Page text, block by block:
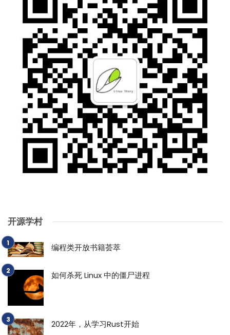
开源学村
编程类开放书籍荟萃
如何杀死 Linux 中的僵尸进程
2022年，从学习Rust开始